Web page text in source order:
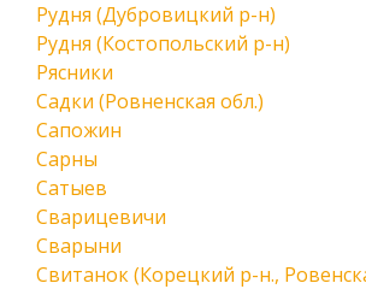
Рудня (Дубровицкий р-н)
Рудня (Костопольский р-н)
Рясники
Садки (Ровненская обл.)
Сапожин
Сарны
Сатыев
Сварицевичи
Сварыни
Свитанок (Корецкий р-н.,